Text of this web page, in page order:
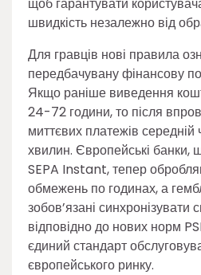
швидкість незалежно від
Для гравців нові правила
передбачувану фінансову
Якщо раніше виведення
24-72 години, то після
миттєвих платежів
хвилин. Європейські банки,
SEPA Instant, тепер
обмежень по годинах, а
зобов’язані синхронізувати
відповідно до нових норм
єдиний стандарт
європейського ринку.